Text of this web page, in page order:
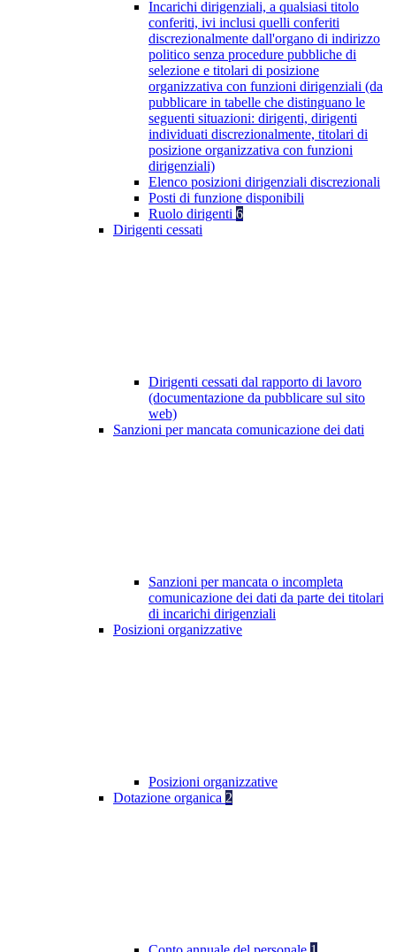
Incarichi dirigenziali, a qualsiasi titolo
conferiti, ivi inclusi quelli conferiti
discrezionalmente dall'organo di indirizzo
politico senza procedure pubbliche di
selezione e titolari di posizione
organizzativa con funzioni dirigenziali (da
pubblicare in tabelle che distinguano le
seguenti situazioni: dirigenti, dirigenti
individuati discrezionalmente, titolari di
posizione organizzativa con funzioni
dirigenziali)
Elenco posizioni dirigenziali discrezionali
Posti di funzione disponibili
Ruolo dirigenti 6
Dirigenti cessati
Dirigenti cessati dal rapporto di lavoro
(documentazione da pubblicare sul sito
web)
Sanzioni per mancata comunicazione dei dati
Sanzioni per mancata o incompleta
comunicazione dei dati da parte dei titolari
di incarichi dirigenziali
Posizioni organizzative
Posizioni organizzative
Dotazione organica 2